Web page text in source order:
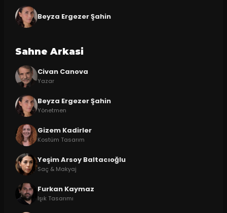
Beyza Ergezer Şahin
Sahne Arkasi
Civan Canova
Yazar
Beyza Ergezer Şahin
Yönetmen
Gizem Kadirler
Kostüm Tasarım
Yeşim Arsoy Baltacıoğlu
Saç & Makyaj
Furkan Kaymaz
Işık Tasarımı